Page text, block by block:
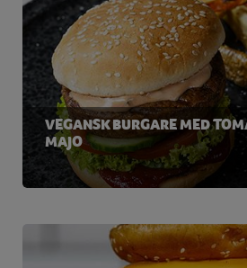
VEGANSK BURGARE MED
MAJO